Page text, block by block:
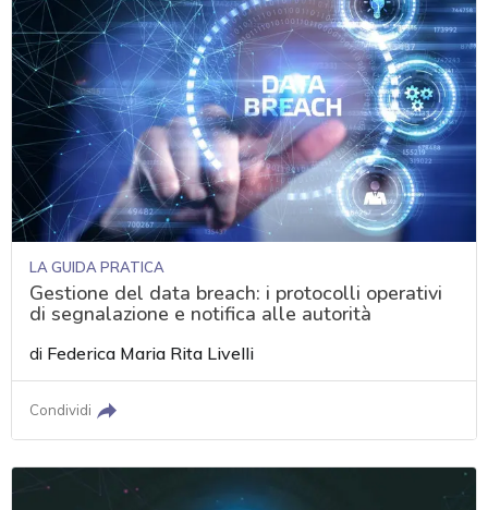
LA GUIDA PRATICA
Gestione del data breach: i protocolli operativi
di segnalazione e notifica alle autorità
di Federica Maria Rita Livelli
Condividi